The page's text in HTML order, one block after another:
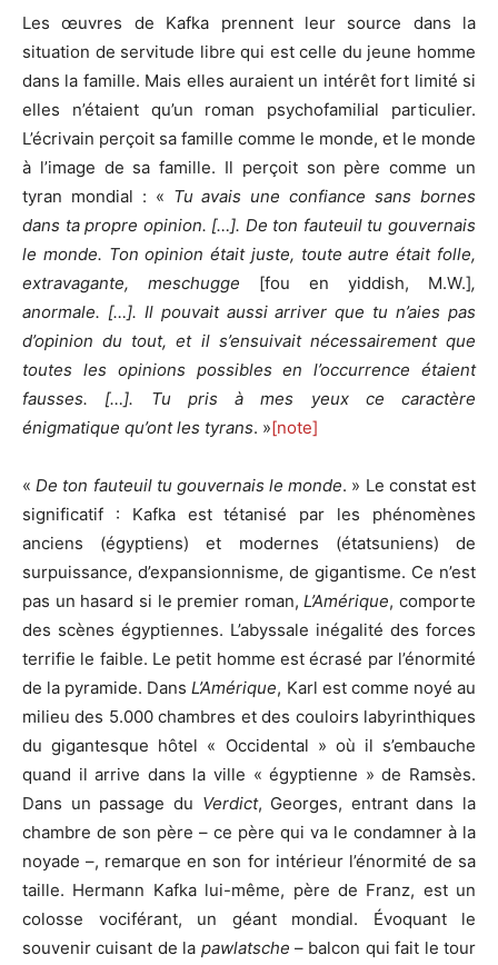
Les œuvres de Kafka prennent leur source dans la
situation de servitude libre qui est celle du jeune homme
dans la famille. Mais elles auraient un intérêt fort limité si
elles n’étaient qu’un roman psychofamilial particulier.
L’écrivain perçoit sa famille comme le monde, et le monde
à l’image de sa famille. Il perçoit son père comme un
tyran mondial : « Tu avais une confiance sans bornes
dans ta propre opinion. […]. De ton fauteuil tu gouvernais
le monde. Ton opinion était juste, toute autre était folle,
extravagante, meschugge [fou en yiddish, M.W.],
anormale. […]. Il pouvait aussi arriver que tu n’aies pas
d’opinion du tout, et il s’ensuivait nécessairement que
toutes les opinions possibles en l’occurrence étaient
fausses. […]. Tu pris à mes yeux ce caractère
énigmatique qu’ont les tyrans. »[note]
«De ton fauteuil tu gouvernais le monde. » Le constat est
significatif : Kafka est tétanisé par les phénomènes
anciens (égyptiens) et modernes (étatsuniens) de
surpuissance, d’expansionnisme, de gigantisme. Ce n’est
pas un hasard si le premier roman,L’Amérique, comporte
des scènes égyptiennes. L’abyssale inégalité des forces
terrifie le faible. Le petit homme est écrasé par l’énormité
de la pyramide. DansL’Amérique, Karl est comme noyé au
milieu des 5.000 chambres et des couloirs labyrinthiques
du gigantesque hôtel « Occidental » où il s’embauche
quand il arrive dans la ville « égyptienne » de Ramsès.
Dans un passage du Verdict, Georges, entrant dans la
chambre de son père – ce père qui va le condamner à la
noyade –, remarque en son for intérieur l’énormité de sa
taille. Hermann Kafka lui-même, père de Franz, est un
colosse vociférant, un géant mondial. Évoquant le
souvenir cuisant de la pawlatsche – balcon qui fait le tour